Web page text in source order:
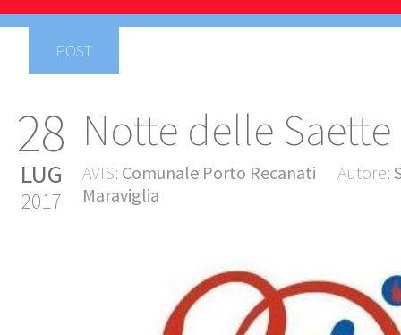
POST
28
LUG
2017
Notte delle Saette
AVIS: Comunale Porto Recanati Autore:
Maraviglia